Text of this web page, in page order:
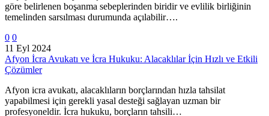
göre belirlenen boşanma sebeplerinden biridir ve evlilik birliğinin
temelinden sarsılması durumunda açılabilir….
0 0
11 Eyl 2024
Afyon İcra Avukatı ve İcra Hukuku: Alacaklılar İçin Hızlı ve Etkili
Çözümler
Afyon icra avukatı, alacaklıların borçlarından hızla tahsilat
yapabilmesi için gerekli yasal desteği sağlayan uzman bir
profesyoneldir. İcra hukuku, borçların tahsili…